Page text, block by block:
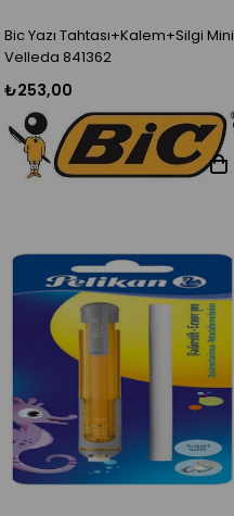
Bic Yazı Tahtası+Kalem+Silgi Mini
Velleda 841362
₺253,00